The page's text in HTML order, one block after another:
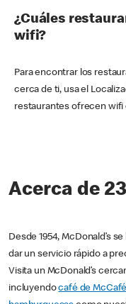
¿Cuáles
wifi?
Para encontrar los
cerca de ti, usa el
restaurantes ofrecen wifi
Acerca de
Desde 1954, McDonald’s
dar un servicio rápido a
Visita un McDonald’s
incluyendocafé de